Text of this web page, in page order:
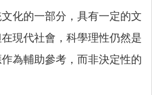
化的一部分，具有一定的文
現代社會，科學理性仍然是
為輔助參考，而非決定性的